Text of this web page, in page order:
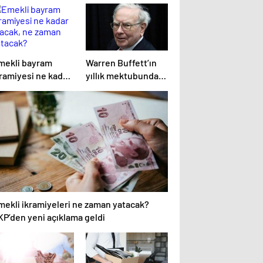
bayram
ne kadar
Warren Buffett’ın
yıllık mektubunda
ikramiyeleri ne zaman yatacak?
yeni açıklama geldi